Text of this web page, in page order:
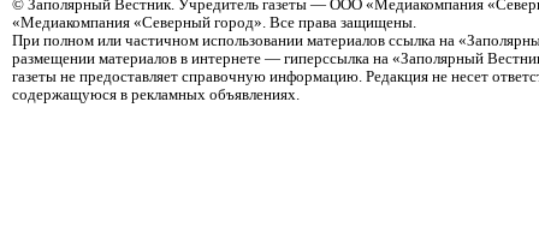
© Заполярный Вестник. Учредитель газеты — ООО «Медиакомпания
«Медиакомпания «Северный город». Все права защищены.
При полном или частичном использовании материалов ссылка на
размещении материалов в интернете — гиперссылка на «Заполярный
газеты не предоставляет справочную информацию. Редакция не несет
содержащуюся в рекламных объявлениях.